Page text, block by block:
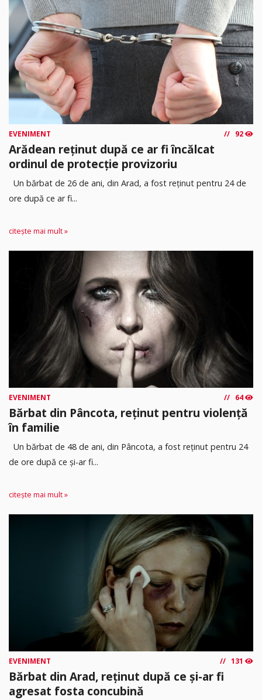
EVENIMENT 92
Arădean reținut după ce ar fi încălcat
ordinul de protecție provizoriu
Un bărbat de 26 de ani, din Arad, a fost reținut pentru 24 de
ore după ce ar fi...
citește mai mult »
EVENIMENT 64
Bărbat din Pâncota, reținut pentru violență
în familie
Un bărbat de 48 de ani, din Pâncota, a fost reținut pentru 24
de ore după ce și-ar fi...
citește mai mult »
EVENIMENT 131
Bărbat din Arad, reținut după ce și-ar fi
agresat fosta concubină